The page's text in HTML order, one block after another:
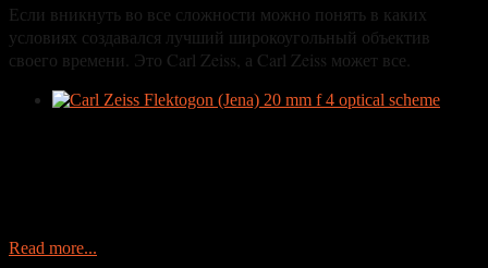
Если вникнуть во все сложности можно понять в каких
условиях создавался лучший широкоугольный объектив
своего времени. Это Carl Zeiss, а Carl Zeiss может все.
Read more...